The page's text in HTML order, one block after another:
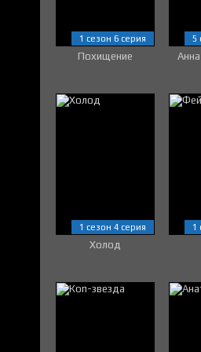
Похищение
1 сезон 6 серия 5
Холод
1 сезон 4 серия 1